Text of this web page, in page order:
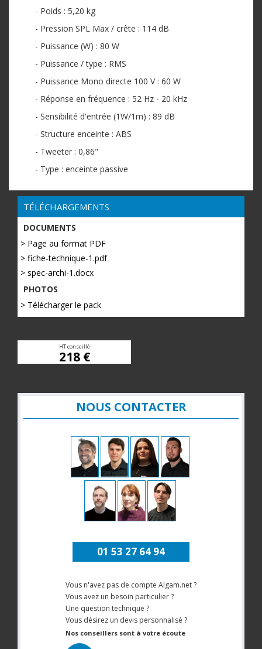
- Poids : 5,20 kg
- Pression SPL Max / crête : 114 dB
- Puissance (W) : 80 W
- Puissance / type : RMS
- Puissance Mono directe 100 V : 60 W
- Réponse en fréquence : 52 Hz - 20 kHz
- Sensibilité d'entrée (1W/1m) : 89 dB
- Structure enceinte : ABS
- Tweeter : 0,86"
- Type : enceinte passive
TÉLÉCHARGEMENTS
DOCUMENTS
> Page au format PDF
> fiche-technique-1.pdf
> spec-archi-1.docx
PHOTOS
> Télécharger le pack
HT conseillé
218 €
NOUS CONTACTER
01 53 27 64 94
Vous n'avez pas de compte Algam.net ?
Vous avez un besoin particulier ?
Une question technique ?
Vous désirez un devis personnalisé ?
Nos conseillers sont à votre écoute